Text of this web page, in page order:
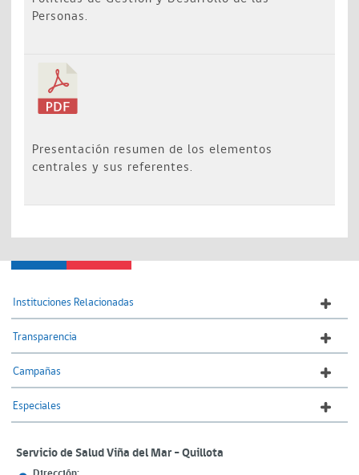
Personas.
Presentación resumen de los elementos
centrales y sus referentes.
Instituciones Relacionadas
Transparencia
Campañas
Especiales
Servicio de Salud Viña del Mar – Quillota